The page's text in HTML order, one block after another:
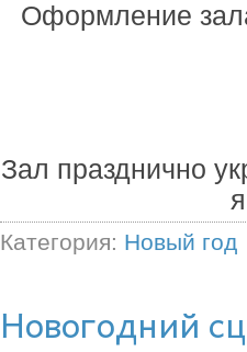
Оформление
Зал празднично
Категория: Новый год
Новогодний